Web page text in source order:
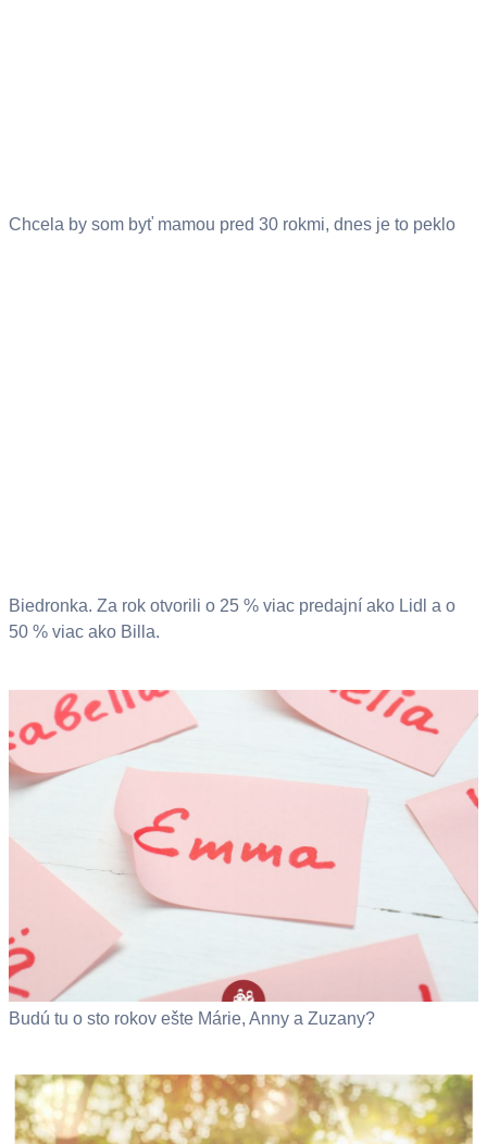
Chcela by som byť mamou pred 30 rokmi, dnes je to peklo
Biedronka. Za rok otvorili o 25 % viac predajní ako Lidl a o
50 % viac ako Billa.
Budú tu o sto rokov ešte Márie, Anny a Zuzany?